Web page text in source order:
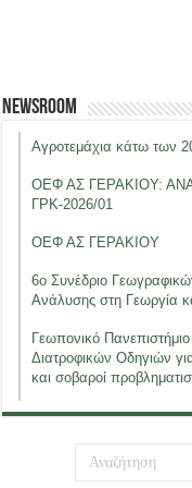
Newsroom
Αγροτεμάχια κάτω των
ΟΕΦ ΑΣ ΓΕΡΑΚΙΟΥ:
ΓΡΚ-2026/01
ΟΕΦ ΑΣ ΓΕΡΑΚΙΟΥ
6ο Συνέδριο
Ανάλυσης στη Γεωργία
Γεωπονικό
Διατροφικών Οδηγιών
και σοβαροί